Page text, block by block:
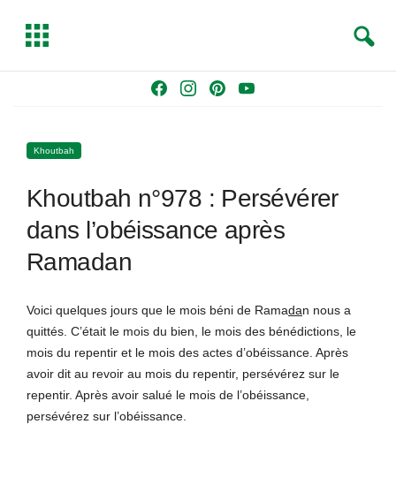
o
k
g
a
r
s
Y
b
T
g
e
a
Khoutbah
Khoutbah n°978 : Persévérer
dans l’obéissance après
Ramadan
Voici quelques jours que le mois béni de Ramadan nous a
quittés. C’était le mois du bien, le mois des bénédictions, le
mois du repentir et le mois des actes d’obéissance. Après
avoir dit au revoir au mois du repentir, persévérez sur le
repentir. Après avoir salué le mois de l’obéissance,
persévérez sur l’obéissance.